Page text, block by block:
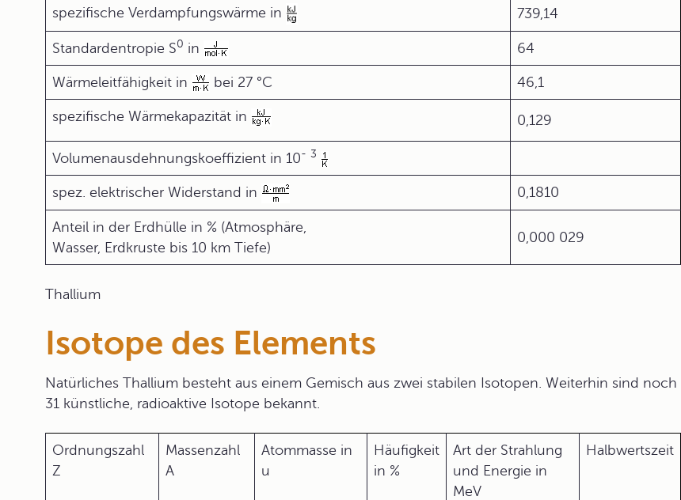
spezifische Verdampfungswärme in 739,14
Standardentropie S0 in 64
Wärmeleitfähigkeit in bei 27 °C 46,1
spezifische Wärmekapazität in 0,129
Volumenausdehnungskoeffizient in 10- 3
spez. elektrischer Widerstand in 0,1810
Anteil in der Erdhülle in % (Atmosphäre,
Wasser, Erdkruste bis 10 km Tiefe)
0,000 029
Thallium
Isotope des Elements
Natürliches Thallium besteht aus einem Gemisch aus zwei stabilen Isotopen. Weiterhin sind noch
31 künstliche, radioaktive Isotope bekannt.
Ordnungszahl
Z
Massenzahl
A
Atommasse in
u
Häufigkeit
in %
Art der Strahlung
und Energie in
MeV
Halbwertszeit